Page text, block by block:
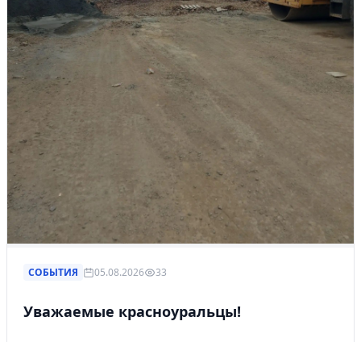
СОБЫТИЯ 05.08.2026 33
Уважаемые красноуральцы!